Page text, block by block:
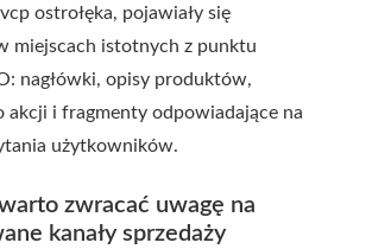
vcp ostrołęka, pojawiały się
miejscach istotnych z punktu
nagłówki, opisy produktów,
akcji i fragmenty odpowiadające na
użytkowników.
zwracać uwagę na
kanały sprzedaży